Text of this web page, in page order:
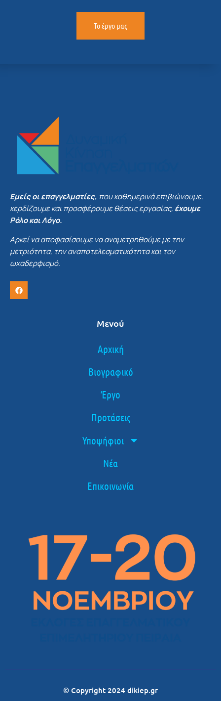
Το έργο μας
Εμείς οι επαγγελματίες, που καθημερινά επιβιώνουμε,
κερδίζουμε και προσφέρουμε θέσεις εργασίας, έχουμε
Ρόλο και Λόγο.
Αρκεί να αποφασίσουμε να αναμετρηθούμε με την
μετριότητα, την αναποτελεσματικότητα και τον
ωχαδερφισμό.
Μενού
Αρχική
Βιογραφικό
Έργο
Προτάσεις
Υποψήφιοι
Νέα
Επικοινωνία
© Copyright 2024 dikiep.gr